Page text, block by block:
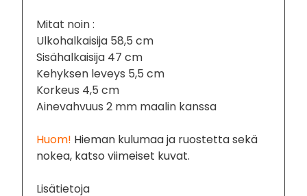
Mitat noin :
Ulkohalkaisija 58,5 cm
Sisähalkaisija 47 cm
Kehyksen leveys 5,5 cm
Korkeus 4,5 cm
Ainevahvuus 2 mm maalin kanssa
Huom! Hieman kulumaa ja ruostetta sekä
nokea, katso viimeiset kuvat.
Lisätietoja